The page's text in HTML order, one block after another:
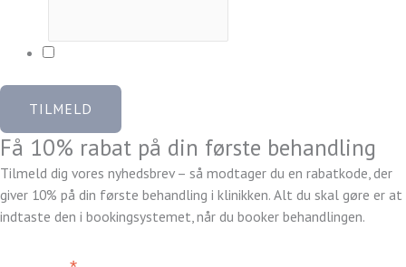
Ja tak, jeg vil gerne tilmeldes og modtage rabatkoden
TILMELD
Få 10% rabat på din første behandling
Tilmeld dig vores nyhedsbrev – så modtager du en rabatkode, der
giver 10% på din første behandling i klinikken. Alt du skal gøre er at
indtaste den i bookingsystemet, når du booker behandlingen.